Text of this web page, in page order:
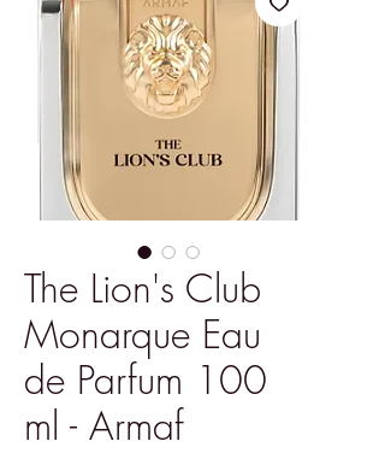
The Lion's Club
Monarque Eau
de Parfum 100
ml - Armaf